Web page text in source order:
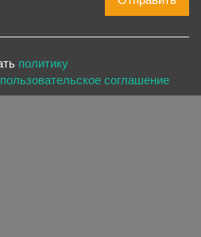
политику
пользовательское соглашение